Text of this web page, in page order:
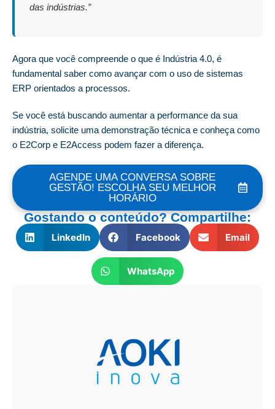
das indústrias.”
Agora que você compreende o que é Indústria 4.0, é
fundamental saber como avançar com o uso de sistemas
ERP orientados a processos.
Se você está buscando aumentar a performance da sua
indústria, solicite uma demonstração técnica e conheça como
o E2Corp e E2Access podem fazer a diferença.
AGENDE UMA CONVERSA SOBRE
GESTÃO! ESCOLHA SEU MELHOR
HORÁRIO
Gostando o conteúdo? Compartilhe:
LinkedIn Facebook Email
WhatsApp